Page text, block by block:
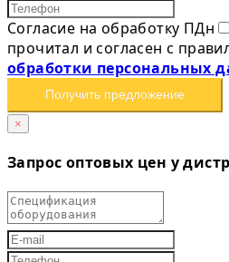
Согласие на обработку ПДн
прочитал и согласен с
обработки персональных
Получить предложение
×
Запрос оптовых цен у